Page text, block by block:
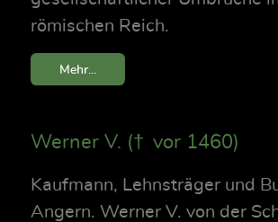
römischen Reich.
Mehr...
Werner V. († vor 1460)
Kaufmann, Lehnsträger und
Angern. Werner V. von der